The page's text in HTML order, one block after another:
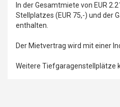
In der Gesamtmiete von EUR
Stellplatzes (EUR 75,-) und der
enthalten.
Der Mietvertrag wird mit einer
Weitere Tiefgaragenstellplätze